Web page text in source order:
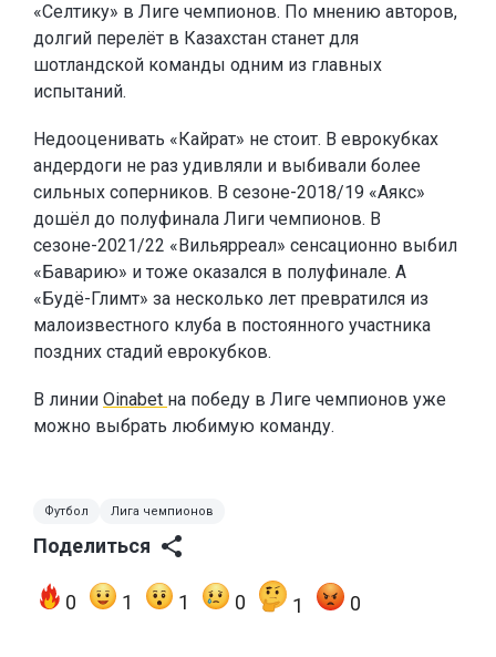
«Селтику» в Лиге чемпионов. По мнению авторов,
долгий перелёт в Казахстан станет для
шотландской команды одним из главных
испытаний.
Недооценивать «Кайрат» не стоит. В еврокубках
андердоги не раз удивляли и выбивали более
сильных соперников. В сезоне-2018/19 «Аякс»
дошёл до полуфинала Лиги чемпионов. В
сезоне-2021/22 «Вильярреал» сенсационно выбил
«Баварию» и тоже оказался в полуфинале. А
«Будё-Глимт» за несколько лет превратился из
малоизвестного клуба в постоянного участника
поздних стадий еврокубков.
В линии Oinabet на победу в Лиге чемпионов уже
можно выбрать любимую команду.
Футбол Лига чемпионов
Поделиться
0 1 1 0 1 0